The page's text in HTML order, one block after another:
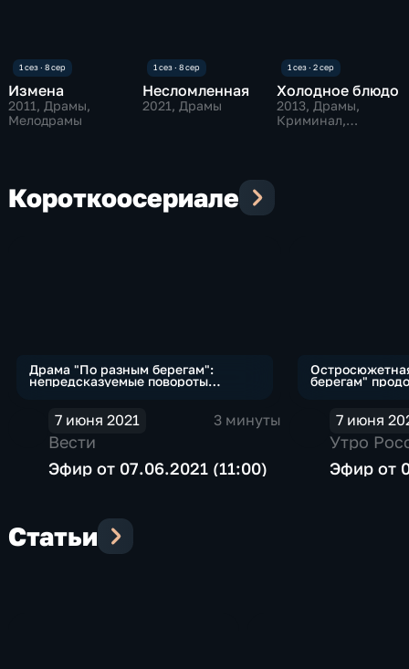
Измена
2011, Драмы,
Мелодрамы
Несломленная
2021, Драмы
Холодное блюдо
2013, Драмы,
Криминал,
Короткоосериале
Драма "По разным берегам":
непредсказуемые повороты
7 июня 2021 3 минуты
Вести
Эфир от 07.06.2021 (11:00)
берегам"
7 июня
Утро
Эфир от
Статьи